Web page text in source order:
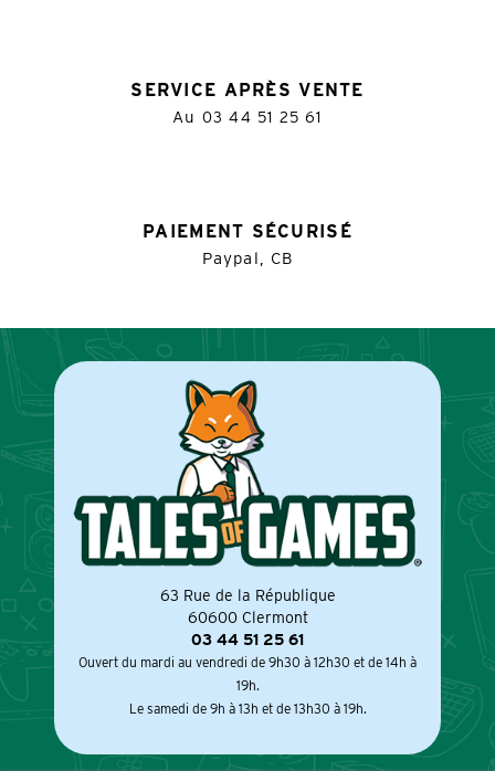
SERVICE APRÈS VENTE
Au 03 44 51 25 61
PAIEMENT SÉCURISÉ
Paypal, CB
63 Rue de la République
60600 Clermont
03 44 51 25 61
Ouvert du mardi au vendredi de 9h30 à 12h30 et de 14h à
19h.
Le samedi de 9h à 13h et de 13h30 à 19h.